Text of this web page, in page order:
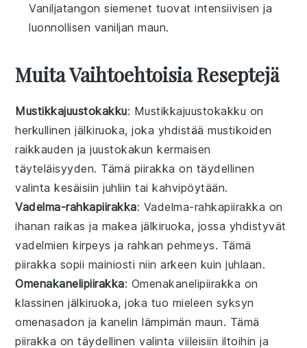
Vaniljatangon siemenet tuovat intensiivisen ja
luonnollisen vaniljan maun.
Muita Vaihtoehtoisia Reseptejä
Mustikkajuustokakku: Mustikkajuustokakku on
herkullinenjälkiruoka, joka yhdistäämustikoiden
raikkauden jajuustokakun kermaisen
täyteläisyyden. Tämä piirakka on täydellinen
valinta kesäisiin juhliin tai kahvipöytään.
Vadelma-rahkapiirakka: Vadelma-rahkapiirakka on
ihanan raikas ja makea jälkiruoka, jossa yhdistyvät
vadelmien kirpeys ja rahkan pehmeys. Tämä
piirakka sopii mainiosti niin arkeen kuin juhlaan.
Omenakanelipiirakka: Omenakanelipiirakka on
klassinenjälkiruoka, joka tuo mieleen syksyn
omenasadon jakanelin lämpimän maun. Tämä
piirakka on täydellinen valinta viileisiin iltoihin ja